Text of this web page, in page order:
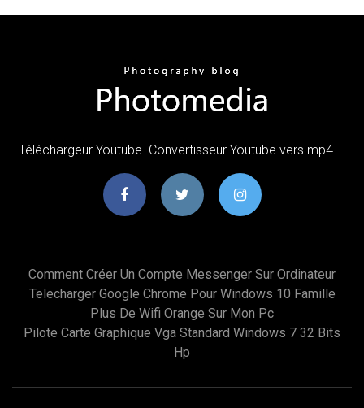
Téléchargeur Youtube. Convertisseur Youtube vers mp4 ...
Comment Créer Un Compte Messenger Sur Ordinateur
Telecharger Google Chrome Pour Windows 10 Famille
Plus De Wifi Orange Sur Mon Pc
Pilote Carte Graphique Vga Standard Windows 7 32 Bits
Hp